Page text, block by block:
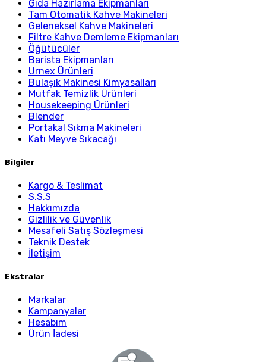
Gıda Hazırlama Ekipmanları
Tam Otomatik Kahve Makineleri
Geleneksel Kahve Makineleri
Filtre Kahve Demleme Ekipmanları
Öğütücüler
Barista Ekipmanları
Urnex Ürünleri
Bulaşık Makinesi Kimyasalları
Mutfak Temizlik Ürünleri
Housekeeping Ürünleri
Blender
Portakal Sıkma Makineleri
Katı Meyve Sıkacağı
Bilgiler
Kargo & Teslimat
S.S.S
Hakkımızda
Gizlilik ve Güvenlik
Mesafeli Satış Sözleşmesi
Teknik Destek
İletişim
Ekstralar
Markalar
Kampanyalar
Hesabım
Ürün İadesi